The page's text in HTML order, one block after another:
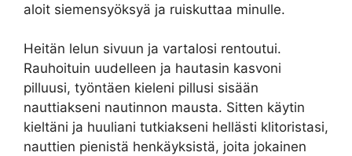
aloit siemensyöksyä ja ruiskuttaa minulle.
Heitän lelun sivuun ja vartalosi rentoutui.
Rauhoituin uudelleen ja hautasin kasvoni
pilluusi, työntäen kieleni pillusi sisään
nauttiakseni nautinnon mausta. Sitten käytin
kieltäni ja huuliani tutkiakseni hellästi klitoristasi,
nauttien pienistä henkäyksistä, joita jokainen